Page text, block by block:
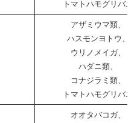
トマトハモグリバエ
アザミウマ類、
ハスモンヨトウ、
ウリノメイガ、
ハダニ類、
コナジラミ類、
トマトハモグリバエ
オオタバコガ、